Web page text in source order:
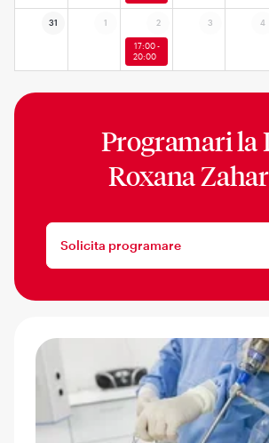
31 1 2 3 4
17:00 -
20:00
Programari la
Roxana
Solicita programare